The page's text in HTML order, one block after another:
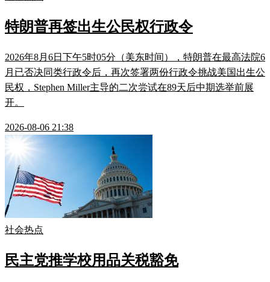
特朗普再签出生公民权行政令
2026年8月6日下午5时05分（美东时间），特朗普在最高法院6
月已否决同类行政令后，再次签署两份行政令挑战美国出生公
民权，Stephen Miller主导的二次尝试在89天后中期选举前展
开。
2026-08-06 21:38
社会热点
民主党推学校用品关税豁免